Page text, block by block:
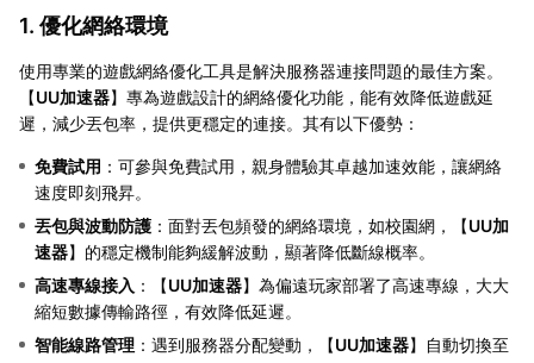
1. 優化網絡環境
使用專業的遊戲網絡優化工具是解決服務器連接問題的最佳方案。
【UU加速器】專為遊戲設計的網絡優化功能，能有效降低遊戲延
遲，減少丟包率，提供更穩定的連接。其有以下優勢：
免費試用 ：可參與免費試用，親身體驗其卓越加速效能，讓網絡
速度即刻飛昇。
丟包與波動防護 ：面對丟包頻發的網絡環境，如校園網，【UU加
速器】的穩定機制能夠緩解波動，顯著降低斷線概率。
高速專線接入 ：【UU加速器】為偏遠玩家部署了高速專線，大大
縮短數據傳輸路徑，有效降低延遲。
智能線路管理 ：遇到服務器分配變動，【UU加速器】自動切換至